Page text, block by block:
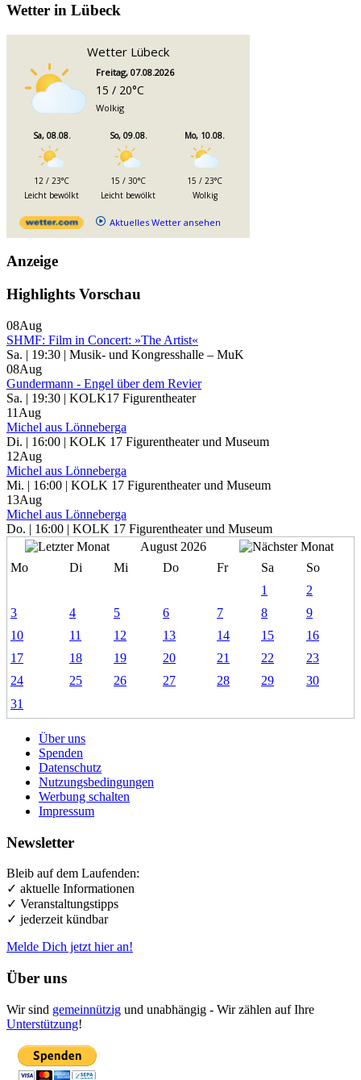
Wetter in Lübeck
Wetter Lübeck
Freitag, 07.08.2026
15 / 20°C
Wolkig
Sa, 08.08.
12 / 23°C
Leicht bewölkt
So, 09.08.
15 / 30°C
Leicht bewölkt
Mo, 10.08.
15 / 23°C
Wolkig
Aktuelles Wetter ansehen
Anzeige
Highlights Vorschau
08Aug
SHMF: Film in Concert: »The Artist«
Sa. | 19:30 | Musik- und Kongresshalle – MuK
08Aug
Gundermann - Engel über dem Revier
Sa. | 19:30 | KOLK17 Figurentheater
11 Aug
Michel aus Lönneberga
Di. | 16:00 | KOLK 17 Figurentheater und Museum
12Aug
Michel aus Lönneberga
Mi. | 16:00 | KOLK 17 Figurentheater und Museum
13Aug
Michel aus Lönneberga
Do. | 16:00 | KOLK 17 Figurentheater und Museum
August 2026
Mo
Di Mi Do Fr Sa
So
1
2
3
4 5 6 7 8
9
10
11 12 13 14 15
16
17
18 19 20 21 22
23
24
25 26 27 28 29
30
31
Über uns
Spenden
Datenschutz
Nutzungsbedingungen
Werbung schalten
Impressum
Newsletter
Bleib auf dem Laufenden:
✓ aktuelle Informationen
✓ Veranstaltungstipps
✓ jederzeit kündbar
Melde Dich jetzt hier an!
Über uns
Wir sind gemeinnützig und unabhängig - Wir zählen auf Ihre
Unterstützung!